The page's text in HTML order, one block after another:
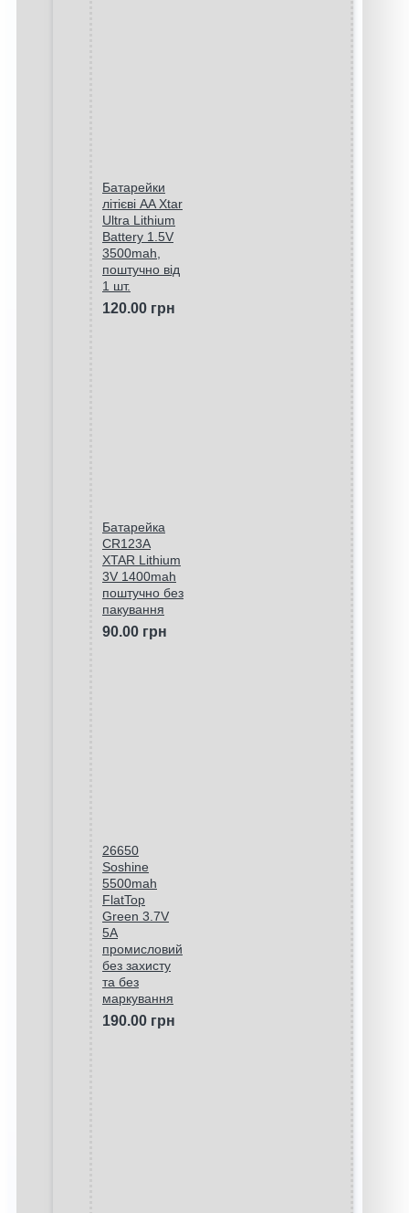
Батарейки
літієві AA Xtar
Ultra Lithium
Battery 1.5V
3500mah,
поштучно від
1 шт.
120.00 грн
Батарейка
CR123A
XTAR Lithium
3V 1400mah
поштучно без
пакування
90.00 грн
26650
Soshine
5500mah
FlatTop
Green 3.7V
5A
промисловий
без захисту
та без
маркування
190.00 грн